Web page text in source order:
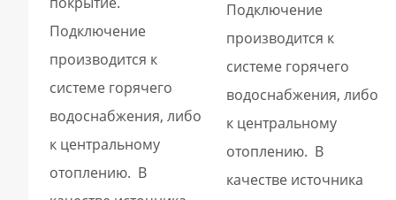
Подключение
производится к
системе горячего
водоснабжения, либо
к центральному
отоплению. В
Подключение
производится к
системе горячего
водоснабжения, либо
к центральному
отоплению. В
качестве источника